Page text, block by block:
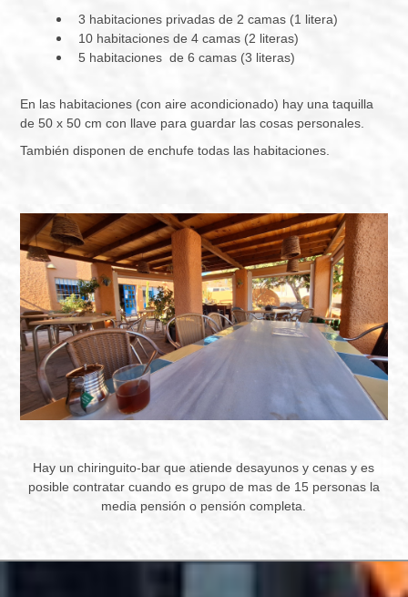
3 habitaciones privadas de 2 camas (1 litera)
10 habitaciones de 4 camas (2 literas)
5 habitaciones de 6 camas (3 literas)
En las habitaciones (con aire acondicionado) hay una taquilla
de 50 x 50 cm con llave para guardar las cosas personales.
También disponen de enchufe todas las habitaciones.
Hay un chiringuito-bar que atiende desayunos y cenas y es
posible contratar cuando es grupo de mas de 15 personas la
media pensión o pensión completa.